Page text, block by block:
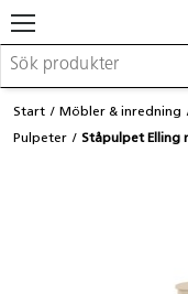
Möbler & inredning
Lekplatsutrustning &
Start Möbler & inredning
Pulpeter
Ståpulpet Elling